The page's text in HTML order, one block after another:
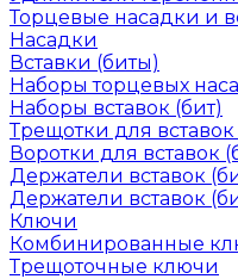
Торцевые насадки и
Насадки
Вставки (биты)
Наборы торцевых
Наборы вставок (бит)
Трещотки для вставок
Воротки для вставок
Держатели вставок
Держатели вставок
Ключи
Комбинированные
Трещоточные ключи